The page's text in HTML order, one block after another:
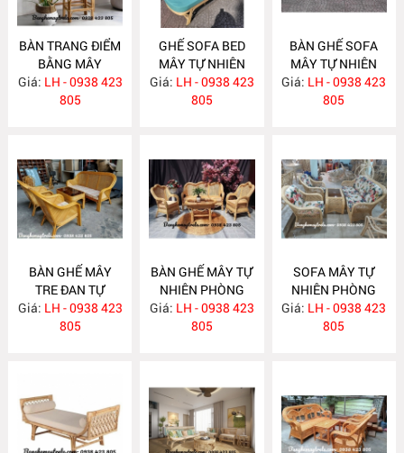
BÀN TRANG ĐIỂM
BẰNG MÂY
MA635
Giá: LH - 0938 423
805
GHẾ SOFA BED
MÂY TỰ NHIÊN
MA625
Giá: LH - 0938 423
805
BÀN GHẾ SOFA
MÂY TỰ NHIÊN
PHÒNG KHÁCH
MA624
Giá: LH - 0938 423
805
BÀN GHẾ MÂY
TRE ĐAN TỰ
NHIÊN MA622
Giá: LH - 0938 423
805
BÀN GHẾ MÂY TỰ
NHIÊN PHÒNG
KHÁCH LƯỚI MẮT
CÁO MA621
Giá: LH - 0938 423
805
SOFA MÂY TỰ
NHIÊN PHÒNG
KHÁCH MA620
Giá: LH - 0938 423
805